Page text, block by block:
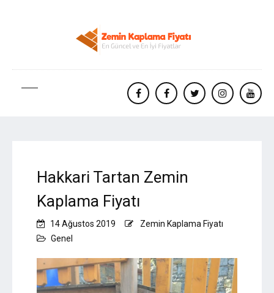
facebookFacebooktwitterinstagram
Hakkari Tartan Zemin
Kaplama Fiyatı
14 Ağustos 2019
Zemin Kaplama Fiyatı
Genel